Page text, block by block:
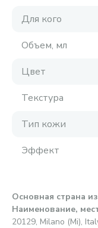
Для кого
Объем, мл
Цвет
Текстура
Тип кожи
Эффект
Основная страна
Наименование,
20129, Milano (Mi),